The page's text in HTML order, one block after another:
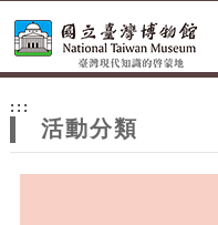
網
站
主
:::
活動分類